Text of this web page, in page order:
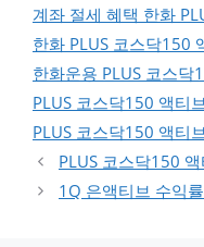
계좌 절세 혜택 한화
한화 PLUS 코스닥150
한화운용 PLUS 코스닥
PLUS 코스닥150 액티
PLUS 코스닥150 액티
PLUS 코스닥150
1Q 은액티브 수익